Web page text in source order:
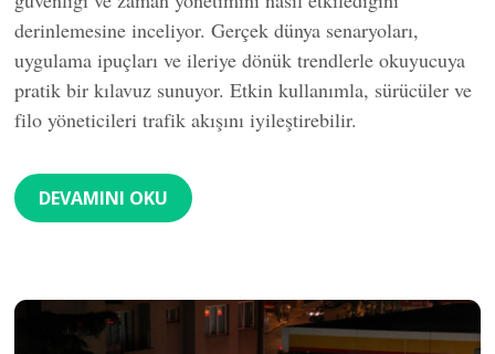
derinlemesine inceliyor. Gerçek dünya senaryoları,
uygulama ipuçları ve ileriye dönük trendlerle okuyucuya
pratik bir kılavuz sunuyor. Etkin kullanımla, sürücüler ve
filo yöneticileri trafik akışını iyileştirebilir.
DEVAMINI OKU